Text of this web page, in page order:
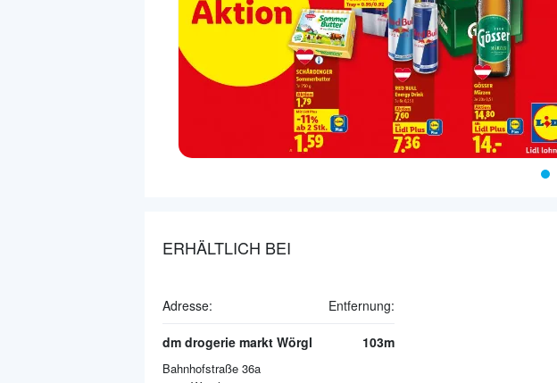
ERHÄLTLICH BEI
Adresse: Entfernung:
dm drogerie markt Wörgl
Bahnhofstraße 36a
103m